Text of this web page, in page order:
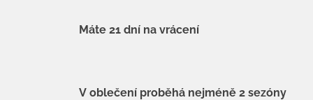
Máte 21 dní na vrácení
V oblečení proběhá nejméně 2 sezóny